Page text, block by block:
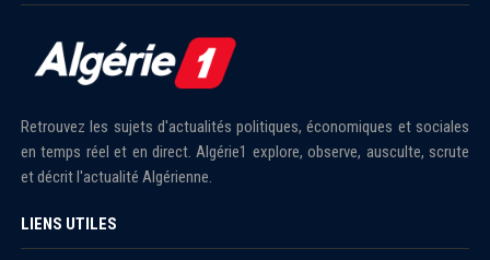
Retrouvez les sujets d'actualités politiques, économiques et sociales
en temps réel et en direct. Algérie1 explore, observe, ausculte, scrute
et décrit l'actualité Algérienne.
LIENS UTILES